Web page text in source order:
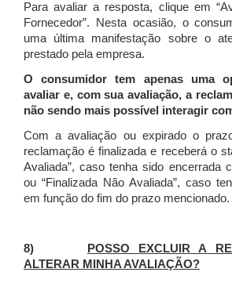
Para avaliar a resposta, clique em
Fornecedor”. Nesta ocasião, o
uma última manifestação sobre o
prestado pela empresa.
O consumidor tem apenas uma
avaliar e, com sua avaliação, a
não sendo mais possível interagir
Com a avaliação ou expirado o
reclamação é finalizada e receberá o
Avaliada”, caso tenha sido encerrada
ou “Finalizada Não Avaliada”, caso
em função do fim do prazo mencionado.
8)
POSSO EXCLUIR A
ALTERAR MINHA AVALIAÇÃO?